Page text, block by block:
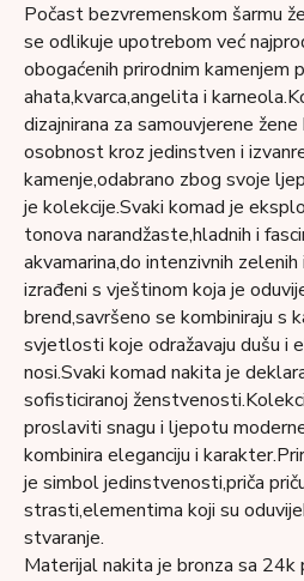
Počast bezvremenskom šarmu
se odlikuje upotrebom već
obogaćenih prirodnim kamenjem
ahata,kvarca,angelita i
dizajnirana za samouvjerene
osobnost kroz jedinstven i
kamenje,odabrano zbog svoje
je kolekcije.Svaki komad je
tonova narandžaste,hladnih i
akvamarina,do intenzivnih zelenih
izrađeni s vještinom koja je
brend,savršeno se kombiniraju s
svjetlosti koje odražavaju dušu i
nosi.Svaki komad nakita je
sofisticiranoj
proslaviti snagu i ljepotu
kombinira eleganciju i
je simbol jedinstvenosti,priča
strasti,elementima koji su
stvaranje.
Materijal nakita je bronza sa 24k